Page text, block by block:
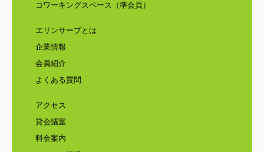
コワーキングスペース（準会員）
エリンサーブとは
企業情報
会員紹介
よくある質問
アクセス
貸会議室
料金案内